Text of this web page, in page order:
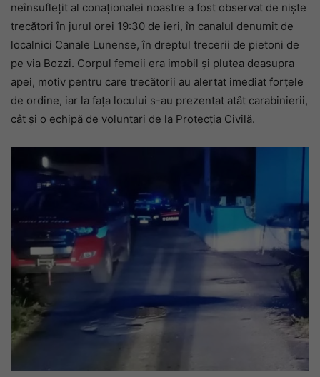
neînsuflețit al conaționalei noastre a fost observat de niște
trecători în jurul orei 19:30 de ieri, în canalul denumit de
localnici Canale Lunense, în dreptul trecerii de pietoni de
pe via Bozzi. Corpul femeii era imobil și plutea deasupra
apei, motiv pentru care trecătorii au alertat imediat forțele
de ordine, iar la fața locului s-au prezentat atât carabinierii,
cât și o echipă de voluntari de la Protecția Civilă.